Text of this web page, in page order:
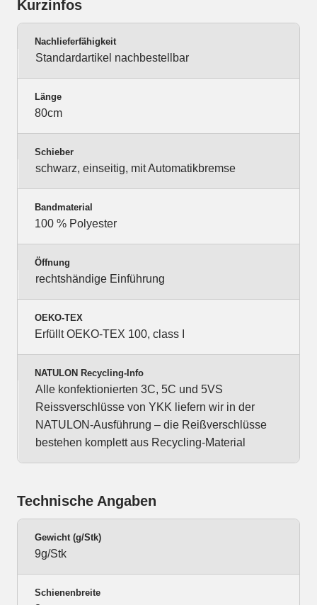
Kurzinfos
Nachlieferfähigkeit
Standardartikel nachbestellbar
Länge
80cm
Schieber
schwarz, einseitig, mit Automatikbremse
Bandmaterial
100 % Polyester
Öffnung
rechtshändige Einführung
OEKO-TEX
Erfüllt OEKO-TEX 100, class I
NATULON Recycling-Info
Alle konfektionierten 3C, 5C und 5VS
Reissverschlüsse von YKK liefern wir in der
NATULON-Ausführung – die Reißverschlüsse
bestehen komplett aus Recycling-Material
Technische Angaben
Gewicht (g/Stk)
9g/Stk
Schienenbreite